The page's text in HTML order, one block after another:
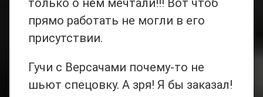
только о нём мечтали!!! Вот чтоб
прямо работать не могли в его
присутствии.
Гучи с Версачами почему-то не
шьют спецовку. А зря! Я бы заказал!